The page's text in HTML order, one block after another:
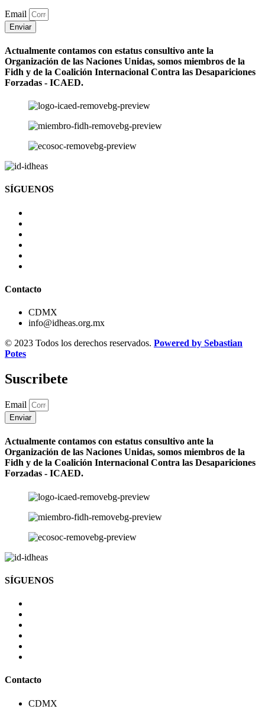
Email
Enviar
Actualmente contamos con estatus consultivo ante la
Organización de las Naciones Unidas, somos miembros de la
Fidh y de la Coalición Internacional Contra las Desapariciones
Forzadas - ICAED.
SÍGUENOS
Contacto
CDMX
info@idheas.org.mx
© 2023 Todos los derechos reservados. Powered by Sebastian
Potes
Suscribete
Email
Enviar
Actualmente contamos con estatus consultivo ante la
Organización de las Naciones Unidas, somos miembros de la
Fidh y de la Coalición Internacional Contra las Desapariciones
Forzadas - ICAED.
SÍGUENOS
Contacto
CDMX